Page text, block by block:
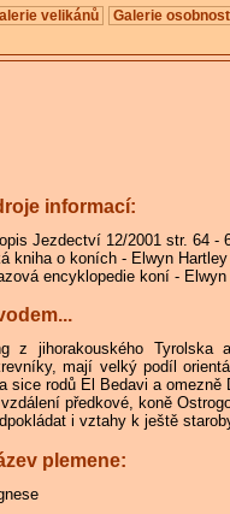
velikánů Galerie
informací:
Jezdectví 12/2001 str. 64 -
kniha o koních - Elwyn
encyklopedie koní -
z jihorakouského
mají velký podíl
sice rodů El Bedavi a
předkové, koně
i vztahy k ještě
plemene: